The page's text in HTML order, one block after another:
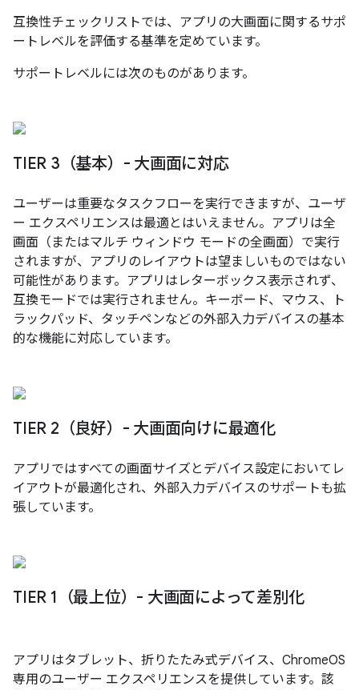
互換性チェックリストでは、アプリの大画面に関するサポ
ートレベルを評価する基準を定めています。
サポートレベルには次のものがあります。
TIER 3（基本）- 大画面に対応
ユーザーは重要なタスクフローを実行できますが、ユーザ
ー エクスペリエンスは最適とはいえません。アプリは全
画面（またはマルチ ウィンドウ モードの全画面）で実行
されますが、アプリのレイアウトは望ましいものではない
可能性があります。アプリはレターボックス表示されず、
互換モードでは実行されません。キーボード、マウス、ト
ラックパッド、タッチペンなどの外部入力デバイスの基本
的な機能に対応しています。
TIER 2（良好）- 大画面向けに最適化
アプリではすべての画面サイズとデバイス設定においてレ
イアウトが最適化され、外部入力デバイスのサポートも拡
張しています。
TIER 1（最上位）- 大画面によって差別化
アプリはタブレット、折りたたみ式デバイス、ChromeOS
専用のユーザー エクスペリエンスを提供しています。該